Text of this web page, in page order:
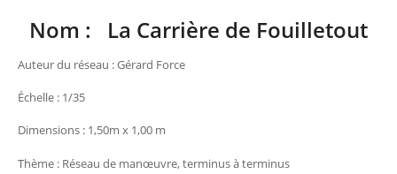
Nom : La Carrière de Fouilletout
Auteur du réseau : Gérard Force
Échelle : 1/35
Dimensions : 1,50m x 1,00 m
Thème : Réseau de manœuvre, terminus à terminus